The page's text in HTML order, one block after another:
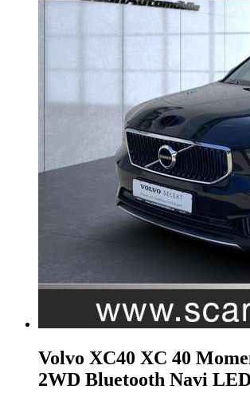
Volvo XC40 XC 40
2WD Bluetooth Navi